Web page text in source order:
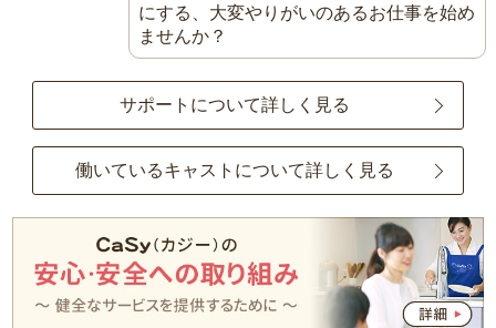
にする、大変やりがいのあるお仕事を始め
ませんか？
サポートについて詳しく見る
働いているキャストについて詳しく見る